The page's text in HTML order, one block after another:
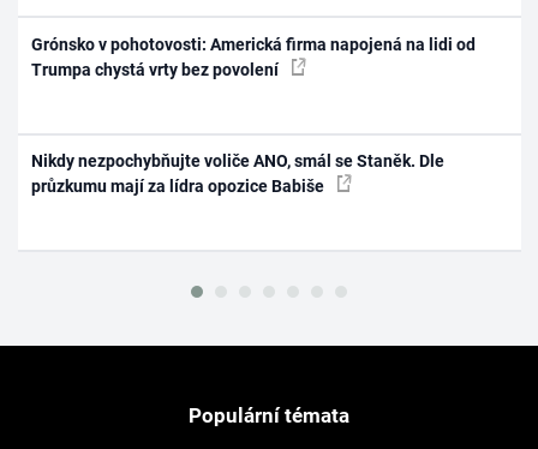
Grónsko v pohotovosti: Americká firma napojená na lidi od
Trumpa chystá vrty bez povolení
Nikdy nezpochybňujte voliče ANO, smál se Staněk. Dle
průzkumu mají za lídra opozice Babiše
Populární témata